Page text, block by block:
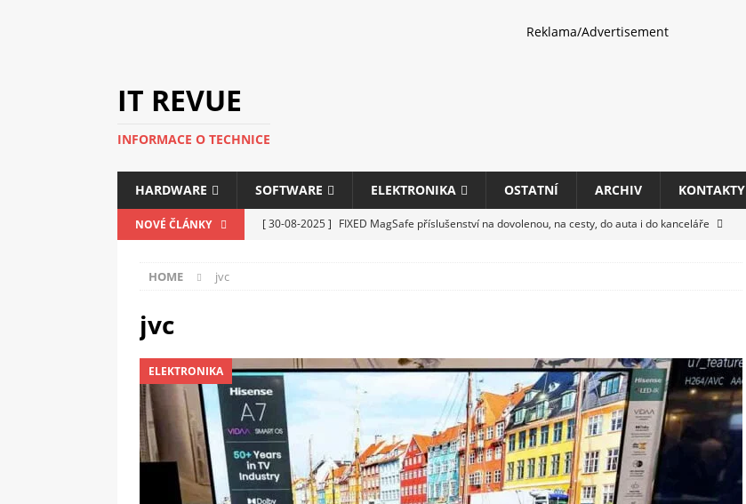
Reklama/Advertisement
IT REVUE
INFORMACE O TECHNICE
HARDWARE SOFTWARE ELEKTRONIKA OSTATNÍ ARCHIV KONTAKTY
NOVÉ ČLÁNKY [ 30-08-2025 ] FIXED MagSafe příslušenství na dovolenou, na cesty, do auta i do kanceláře
C5100 a 6100
PERIFERIE
[ 09-05-2025 ]
Domácí pec na pizzu Cuisinart CPZ-120 promění vaši kuchyň na italskou pizzerii
OSTATNÍ
[ 06-05-2025 ] Blockchain a růst krypto kasin: Co by měli vědět milovníci technologií
SOFTWARE
HOME jvc
jvc
ELEKTRONIKA